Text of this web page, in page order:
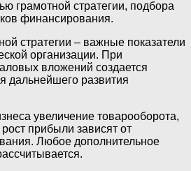
грамотной стратегии, подбора
финансирования.
стратегии – важные показатели
организации. При
вложений создается
дальнейшего развития
увеличение товарооборота,
прибыли зависят от
Любое дополнительное